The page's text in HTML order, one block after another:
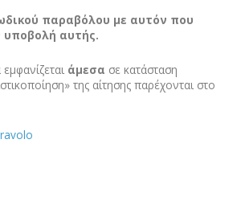
παραβόλου με αυτόν που
υποβολή αυτής.
άμεσα σε κατάσταση
της αίτησης παρέχονται στο